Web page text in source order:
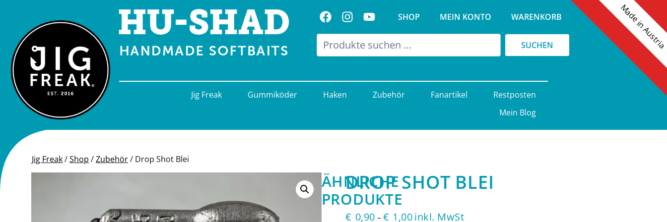
Folge uns auf Facebook
Folge uns auf Instagram
Visit us on Youtube
SHOP MEIN KONTO WARENKORB
SUCHEN
Jig Freak Gummiköder Haken Zubehör Fanartikel
Restposten
Mein Blog
Made in Austria
Jig Freak/Shop /Zubehör/ Drop Shot Blei
DROP SHOT BLEI
€ 0,90 –€ 1,00Preisspanne:
inkl. MwSt
ÄHNLICHE
PRODUKTE